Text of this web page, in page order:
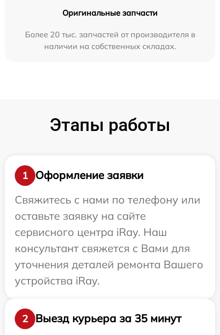
Оригинальные запчасти
Более 20 тыс. запчастей от производителя в
наличии на собственных складах.
Этапы работы
1
Оформление заявки
Свяжитесь с нами по телефону или
оставьте заявку на сайте
сервисного центра iRay. Наш
консультант свяжется с Вами для
уточнения деталей ремонта Вашего
устройства iRay.
2
Выезд курьера за 35 минут